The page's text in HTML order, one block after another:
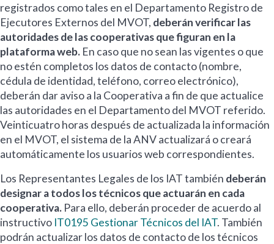
registrados como tales en el Departamento Registro de
Ejecutores Externos del MVOT, deberán verificar las
autoridades de las cooperativas que figuran en la
plataforma web. En caso que no sean las vigentes o que
no estén completos los datos de contacto (nombre,
cédula de identidad, teléfono, correo electrónico),
deberán dar aviso a la Cooperativa a fin de que actualice
las autoridades en el Departamento del MVOT referido.
Veinticuatro horas después de actualizada la información
en el MVOT, el sistema de la ANV actualizará o creará
automáticamente los usuarios web correspondientes.
Los Representantes Legales de los IAT también deberán
designar a todos los técnicos que actuarán en cada
cooperativa. Para ello, deberán proceder de acuerdo al
instructivo IT0195 Gestionar Técnicos del IAT. También
podrán actualizar los datos de contacto de los técnicos